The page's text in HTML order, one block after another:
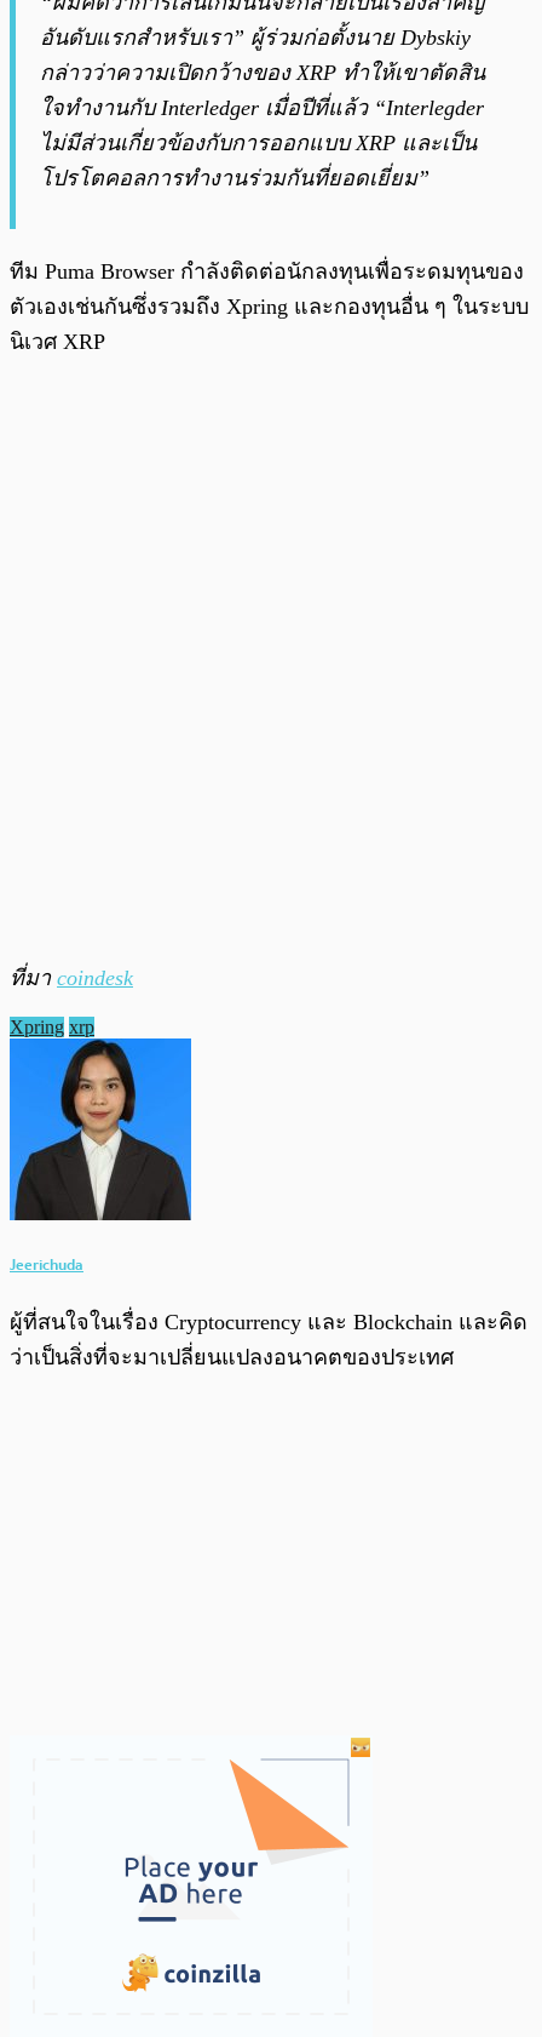
อันดับแรกสำหรับเรา” ผู้ร่วมก่อตั้งนาย Dybskiy
กล่าวว่าความเปิดกว้างของ XRP ทำให้เขาตัดสิน
ใจทำงานกับ Interledger เมื่อปีที่แล้ว “Interlegder
ไม่มีส่วนเกี่ยวข้องกับการออกแบบ XRP และเป็น
โปรโตคอลการทำงานร่วมกันที่ยอดเยี่ยม”
ทีม Puma Browser กำลังติดต่อนักลงทุนเพื่อระดมทุนของ
ตัวเองเช่นกันซึ่งรวมถึง Xpring และกองทุนอื่น ๆ ในระบบ
นิเวศ XRP
ที่มา coindesk
Xpring xrp
Jeerichuda
ผู้ที่สนใจในเรื่อง Cryptocurrency และ Blockchain และคิด
ว่าเป็นสิ่งที่จะมาเปลี่ยนแปลงอนาคตของประเทศ